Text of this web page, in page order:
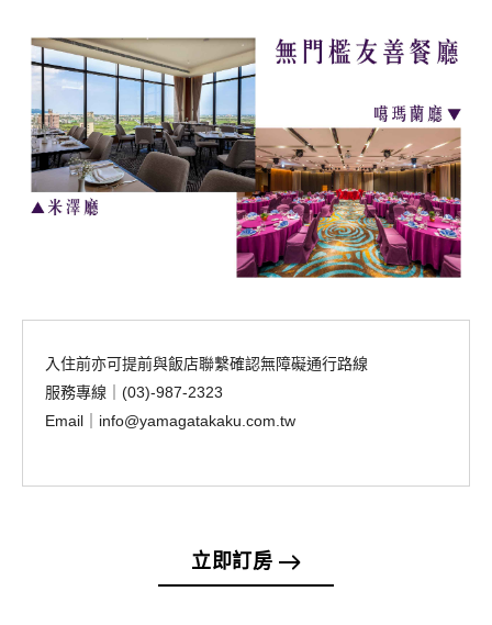
入住前亦可提前與飯店聯繫確認無障礙通行路線
服務專線｜(03)-987-2323
Email｜info@yamagatakaku.com.tw
立即訂房